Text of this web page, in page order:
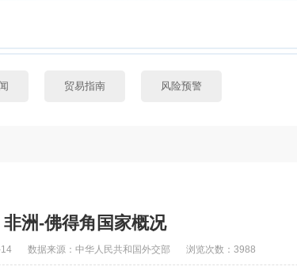
贸易指南 风险预警
非洲-佛得角国家概况
数据来源：中华人民共和国外交部 浏览次数：3988